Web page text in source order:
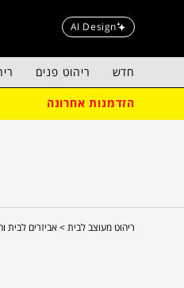
AI Design
חדש ריהוט פנים
הזדמנות אחרונה
ריהוט מעוצב לבית >אביזרים לבית